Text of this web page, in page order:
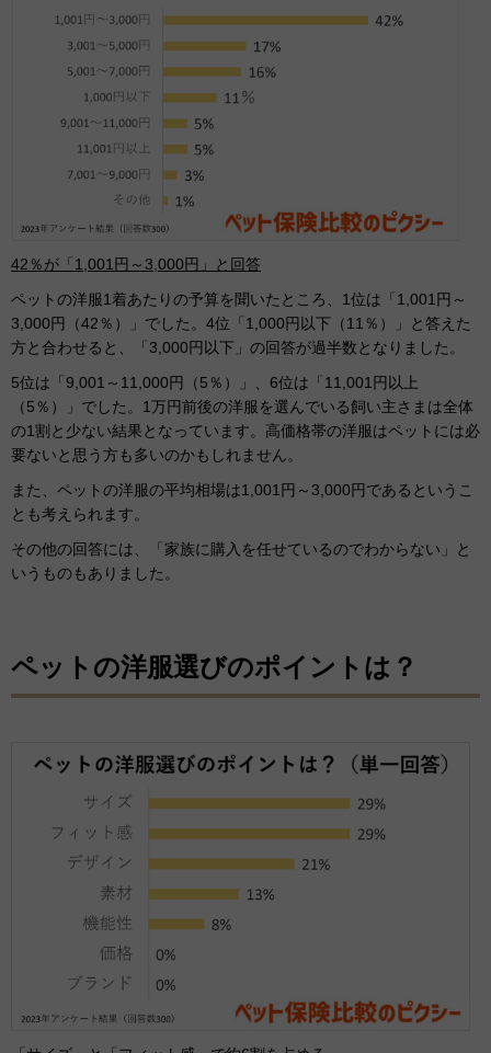
42％が「1,001円～3,000円」と回答
ペットの洋服1着あたりの予算を聞いたところ、1位は「1,001円～
3,000円（42％）」でした。4位「1,000円以下（11％）」と答えた
方と合わせると、「3,000円以下」の回答が過半数となりました。
5位は「9,001～11,000円（5％）」、6位は「11,001円以上
（5％）」でした。1万円前後の洋服を選んでいる飼い主さまは全体
の1割と少ない結果となっています。高価格帯の洋服はペットには必
要ないと思う方も多いのかもしれません。
また、ペットの洋服の平均相場は1,001円～3,000円であるというこ
とも考えられます。
その他の回答には、「家族に購入を任せているのでわからない」と
いうものもありました。
ペットの洋服選びのポイントは？